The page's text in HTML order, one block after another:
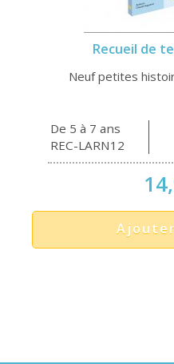
Recueil de
Neuf petites
De 5 à 7 ans
REC-LARN12